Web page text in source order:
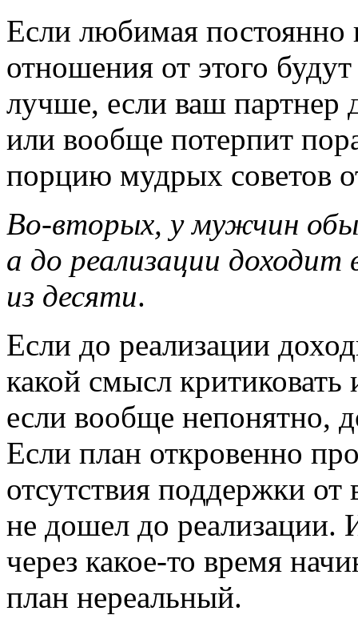
Если любимая постоянно
отношения от этого
лучше, если ваш партнер
или вообще потерпит
порцию мудрых советов
Во-вторых, у мужчин
а до реализации доходит
из десяти.
Если до реализации
какой смысл
если вообще непонятно,
Если план откровенно
отсутствия поддержки от
не дошел до реализации.
через какое-то время
план нереальный.